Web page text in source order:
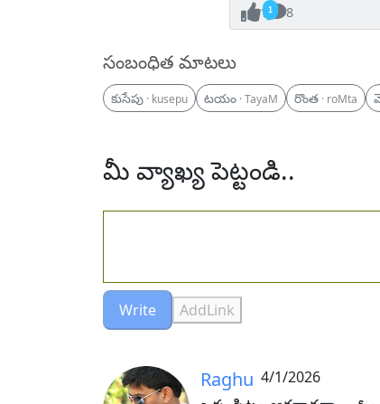
1 8
సంబంధిత మాటలు
కుసేపు · kusepu టయం · TayaM రొంత · roMta
మీ వ్యాఖ్య పెట్టండి..
Write AddLink
Raghu 4/1/2026